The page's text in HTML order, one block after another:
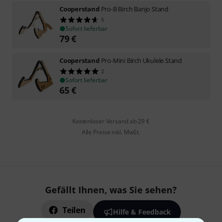
Cooperstand Pro-B Birch Banjo Stand
5
Sofort lieferbar
79€
Cooperstand Pro-Mini Birch Ukulele Stand
2
Sofort lieferbar
65€
Kostenloser Versand ab 29 €
Alle Preise inkl. MwSt.
Gefällt Ihnen, was Sie sehen?
Teilen Hilfe & Feedback